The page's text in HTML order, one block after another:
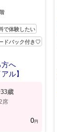
で体験したい
ドバック付き♡
へ
ル】
歳
席
0円